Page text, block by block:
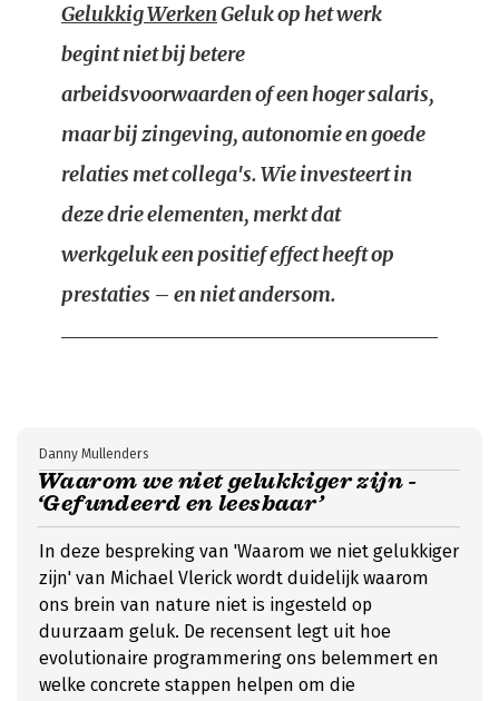
Gelukkig WerkenGeluk op het werk
begint niet bij betere
arbeidsvoorwaarden of een hoger salaris,
maar bij zingeving, autonomie en goede
relaties met collega's. Wie investeert in
deze drie elementen, merkt dat
werkgeluk een positief effect heeft op
prestaties – en niet andersom.
Waarom we niet gelukkiger zijn -
‘Gefundeerd en leesbaar’
Danny Mullenders
In deze bespreking van 'Waarom we niet gelukkiger
zijn' van Michael Vlerick wordt duidelijk waarom
ons brein van nature niet is ingesteld op
duurzaam geluk. De recensent legt uit hoe
evolutionaire programmering ons belemmert en
welke concrete stappen helpen om die